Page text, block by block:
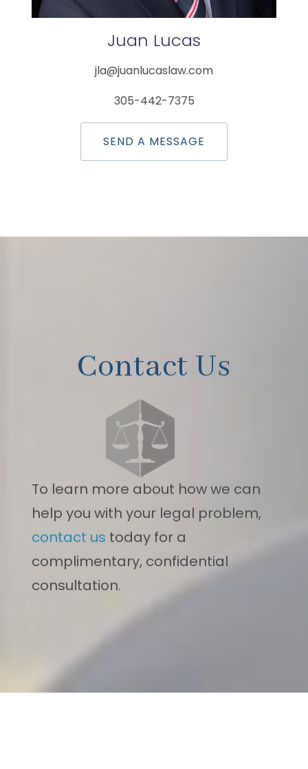
Juan Lucas
jla@juanlucaslaw.com
305-442-7375
SEND A MESSAGE
Contact Us
To learn more about how we can
help you with your legal problem,
contact us today for a
complimentary, confidential
consultation.